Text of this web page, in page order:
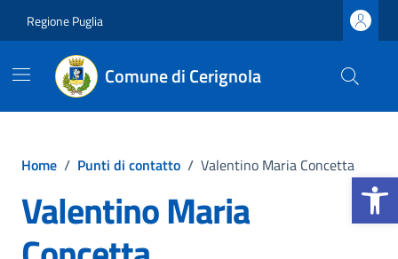
Apri la
Regione Puglia
Comune di Cerignola
Home / Punti di contatto / Valentino Maria Concetta
Valentino Maria